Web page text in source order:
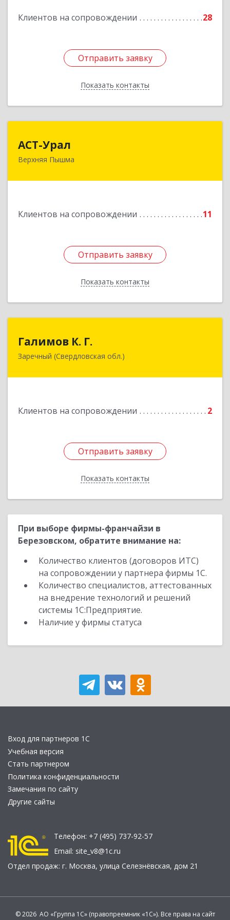
Клиентов на сопровождении 28
Отправить заявку
Показать контакты
Отправить заявку
Назад
АСТ-Урал
Верхняя Пышма
Клиентов на сопровождении 11
Отправить заявку
Показать контакты
624090, Свердловская обл, Верхняя Пышма г,
Отправить заявку
Назад
Галимов К. Г.
Заречный (Свердловская обл.)
Клиентов на сопровождении 2
Отправить заявку
Показать контакты
Свердловская обл, г. Заречный, ул. Кузнецова,
Отправить заявку
Назад
При выборе фирмы-франчайзи в
Березовском, обратите внимание на:
Количество клиентов (договоров ИТС)
на сопровождении у партнера фирмы 1С.
Количество специалистов, аттестованных
на внедрение технологий и решений
системы 1С:Предприятие.
Наличие у фирмы статуса
Вход для партнеров 1С
Учебная версия
Стать партнером
Политика конфиденциальности
Замечания по сайту
Другие сайты
Телефон: +7 (495) 737-92-57
Email: site_v8@1c.ru
Отдел продаж: г. Москва, улица Селезнёвская, дом 21
© 2026 АО «Группа 1С» (правопреемник «1С»). Все права на сайт